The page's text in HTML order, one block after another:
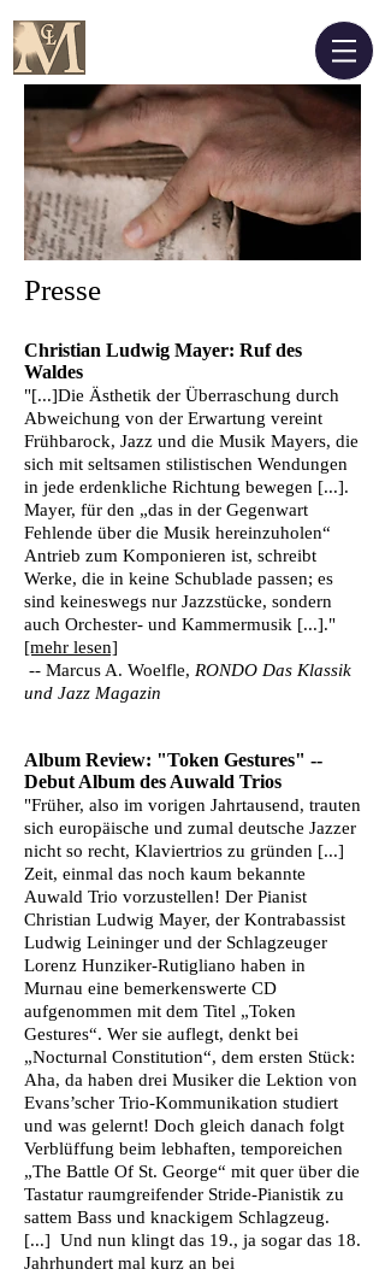
Presse
Christian Ludwig Mayer: Ruf des
Waldes
"[...]Die Ästhetik der Überraschung durch
Abweichung von der Erwartung vereint
Frühbarock, Jazz und die Musik Mayers, die
sich mit seltsamen stilistischen Wendungen
in jede erdenkliche Richtung bewegen [...].
Mayer, für den „das in der Gegenwart
Fehlende über die Musik hereinzuholen“
Antrieb zum Komponieren ist, schreibt
Werke, die in keine Schublade passen; es
sind keineswegs nur Jazzstücke, sondern
auch Orchester- und Kammermusik [...]."
[mehr lesen]
-- Marcus A. Woelfle, RONDO Das Klassik
und Jazz Magazin
Album Review: "Token Gestures" --
Debut Album des Auwald Trios
"Früher, also im vorigen Jahrtausend, trauten
sich europäische und zumal deutsche Jazzer
nicht so recht, Klaviertrios zu gründen [...]
Zeit, einmal das noch kaum bekannte
Auwald Trio vorzustellen! Der Pianist
Christian Ludwig Mayer, der Kontrabassist
Ludwig Leininger und der Schlagzeuger
Lorenz Hunziker-Rutigliano haben in
Murnau eine bemerkenswerte CD
aufgenommen mit dem Titel „Token
Gestures“. Wer sie auflegt, denkt bei
„Nocturnal Constitution“, dem ersten Stück:
Aha, da haben drei Musiker die Lektion von
Evans’scher Trio-Kommunikation studiert
und was gelernt! Doch gleich danach folgt
Verblüffung beim lebhaften, temporeichen
„The Battle Of St. George“ mit quer über die
Tastatur raumgreifender Stride-Pianistik zu
sattem Bass und knackigem Schlagzeug.
[...] Und nun klingt das 19., ja sogar das 18.
Jahrhundert mal kurz an bei